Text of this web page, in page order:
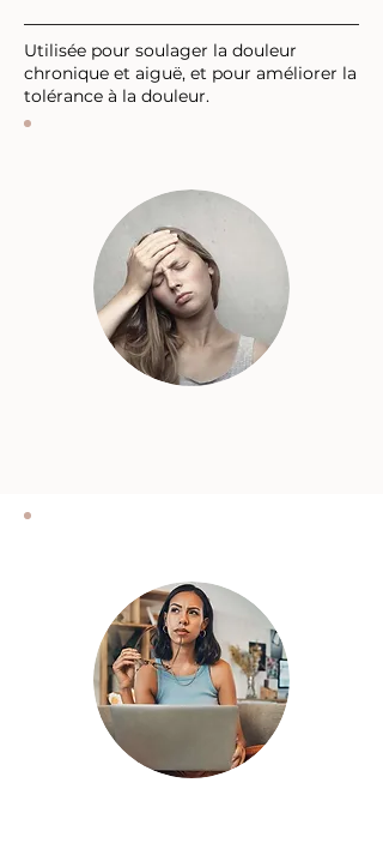
Utilisée pour soulager la douleur
chronique et aiguë, et pour améliorer la
tolérance à la douleur.